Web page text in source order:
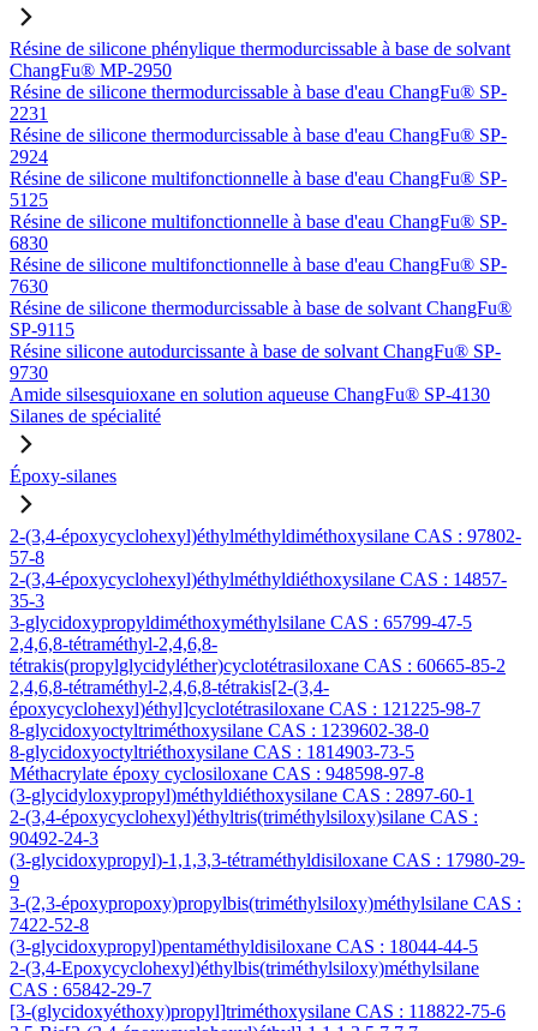
Résine de silicone phénylique thermodurcissable à base de solvant
ChangFu® MP-2950
Résine de silicone thermodurcissable à base d'eau ChangFu® SP-
2231
Résine de silicone thermodurcissable à base d'eau ChangFu® SP-
2924
Résine de silicone multifonctionnelle à base d'eau ChangFu® SP-
5125
Résine de silicone multifonctionnelle à base d'eau ChangFu® SP-
6830
Résine de silicone multifonctionnelle à base d'eau ChangFu® SP-
7630
Résine de silicone thermodurcissable à base de solvant ChangFu®
SP-9115
Résine silicone autodurcissante à base de solvant ChangFu® SP-
9730
Amide silsesquioxane en solution aqueuse ChangFu® SP-4130
Silanes de spécialité
Époxy-silanes
2-(3,4-époxycyclohexyl)éthylméthyldiméthoxysilane CAS : 97802-
57-8
2-(3,4-époxycyclohexyl)éthylméthyldiéthoxysilane CAS : 14857-
35-3
3-glycidoxypropyldiméthoxyméthylsilane CAS : 65799-47-5
2,4,6,8-tétraméthyl-2,4,6,8-
tétrakis(propylglycidyléther)cyclotétrasiloxane CAS : 60665-85-2
2,4,6,8-tétraméthyl-2,4,6,8-tétrakis[2-(3,4-
époxycyclohexyl)éthyl]cyclotétrasiloxane CAS : 121225-98-7
8-glycidoxyoctyltriméthoxysilane CAS : 1239602-38-0
8-glycidoxyoctyltriéthoxysilane CAS : 1814903-73-5
Méthacrylate époxy cyclosiloxane CAS : 948598-97-8
(3-glycidyloxypropyl)méthyldiéthoxysilane CAS : 2897-60-1
2-(3,4-époxycyclohexyl)éthyltris(triméthylsiloxy)silane CAS :
90492-24-3
(3-glycidoxypropyl)-1,1,3,3-tétraméthyldisiloxane CAS : 17980-29-
9
3-(2,3-époxypropoxy)propylbis(triméthylsiloxy)méthylsilane CAS :
7422-52-8
(3-glycidoxypropyl)pentaméthyldisiloxane CAS : 18044-44-5
2-(3,4-Epoxycyclohexyl)éthylbis(triméthylsiloxy)méthylsilane
CAS : 65842-29-7
[3-(glycidoxyéthoxy)propyl]triméthoxysilane CAS : 118822-75-6